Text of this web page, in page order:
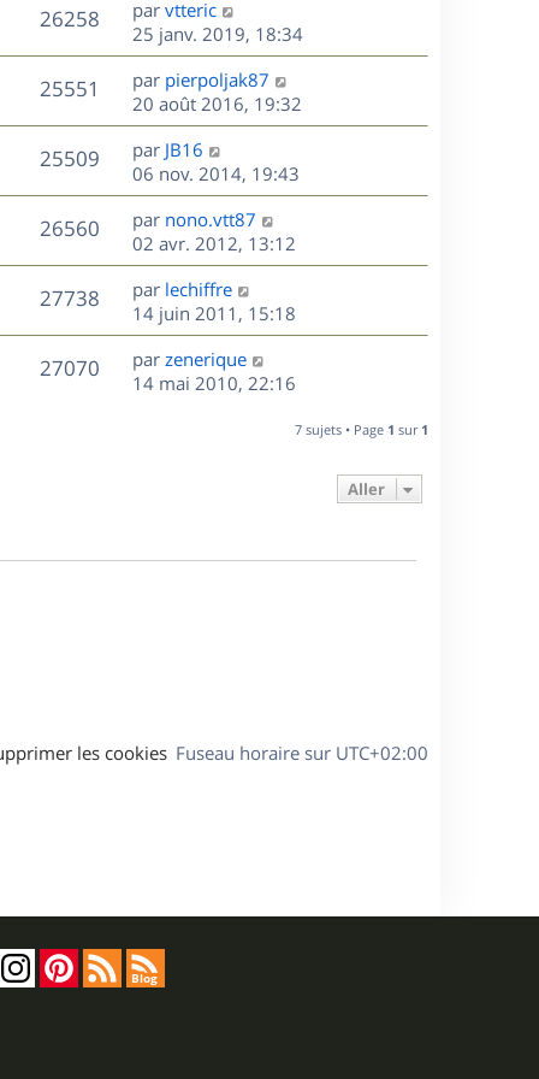
e
n
i
e
r
m
e
s
s
a
g
e
26258V
u
s
D
e
r
n
i
e
r
m
e
s
s
a
g
e
par vtteric
25 janv. 2019, 18:34
25551
u
s
D
e
r
n
i
e
r
m
e
s
s
a
g
e
par pierpoljak87
20 août 2016, 19:32
25509V
u
s
D
e
r
n
i
e
r
m
e
s
s
par JB16
06 nov. 2014, 19:43
26560V
u
e
s
D
e
r
n
i
e
r
m
par nono.vtt87
02 avr. 2012, 13:12
27738V
u
D
e
r
n
i
par lechiffre
14 juin 2011, 15:18
27070V
D
e
par zenerique
14 mai 2010, 22:16
7 sujets • Page 1 sur 1
Aller
Fuseau horaire sur UTC+02:00
les cookies